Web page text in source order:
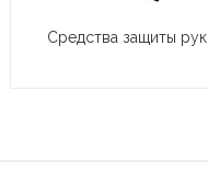
Средства защиты рук